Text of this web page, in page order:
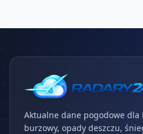
Aktualne dane pogodowe dla
burzowy, opady deszczu,